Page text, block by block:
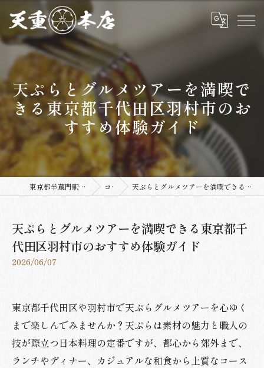
天ぷらとグルメツアーを満喫で
きる東京都千代田区羽村市のお
すすめ体験ガイド
東京都半蔵門駅の居酒屋なら天重本店 コラム 天ぷらとグルメツアーを満喫できる東京都千代田区羽村市のおすすめ体験ガイド
天ぷらとグルメツアーを満喫できる東京都千
代田区羽村市のおすすめ体験ガイド
2026/06/07
東京都千代田区や羽村市で天ぷらグルメツアーを心ゆく
まで楽しんでみませんか？天ぷらは素材の魅力と職人の
技が際立つ日本料理の定番ですが、都心から郊外まで、
ランチやディナー、カジュアルな和食から上質なコース